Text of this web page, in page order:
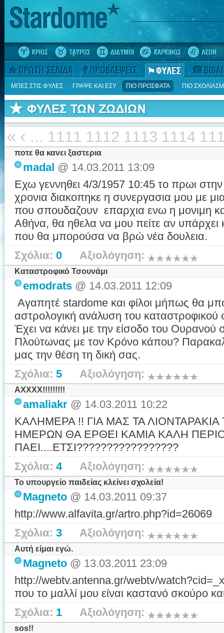
ΜΠΕΣ ΣΤΙΣ ΦΥΛΕΣ ΓΡΑΨΕ ΚΑΙ ΕΣΥ ΠΙΟ ΠΡΟΣΦΑΤΑ ΠΙΟ
« ‹ ... 1111 1112 1113 1114
ποτε θα κανει ξαστερια
madal @ 14.03.2011 13:09
Εχω γεννηθει 4/3/1957 10:45 το πρωι
χρονια διακοπηκε η συνεργασια μου με
που σπουδαζουν επαρχια ενω η μονιμη
Αθήνα, θα ηθελα να μου πείτε αν υπάρχει
που θα μπορούσα να βρώ νέα δουλεια.
Σχόλια: 0 Αξιολόγηση:
Καταστροφικό Τσουνάμι
emodrats @ 14.03.2011 12:09
Αγαπητέ stardome και φίλοι μήπως θα
αστρολογική ανάλυση του καταστροφικού
Έχει να κάνει με την είσοδο του Ουρανού
Πλούτωνας με τον Κρόνο κάπου?
μας την θέση τη δική σας.
Σχόλια: 5 Αξιολόγηση:
ΑΧΧΧΧ!!!!!!!!!
amaliakr @ 14.03.2011 10:22
ΚΑΛΗΜΕΡΑ !! ΓΙΑ ΜΑΣ ΤΑ
ΗΜΕΡΩΝ ΘΑ ΕΡΘΕΙ ΚΑΜΙΑ ΚΑΛΗ
ΠΑΕΙ....ΕΤΣΙ?????????????????
Σχόλια: 4Αξιολόγηση:
Το υπουργείο παιδείας κλείνει σχολεία!
Magneto @ 14.03.2011 09:37
http://www.alfavita.gr/artro.php?id=26069
Σχόλια: 3 Αξιολόγηση:
Αυτή είμαι εγώ.
Magneto @ 13.03.2011 23:09
http://webtv.antenna.gr/webtv/
που το μαλλί μου είναι καστανό σκούρο
Σχόλια: 1 Αξιολόγηση:
sos!!